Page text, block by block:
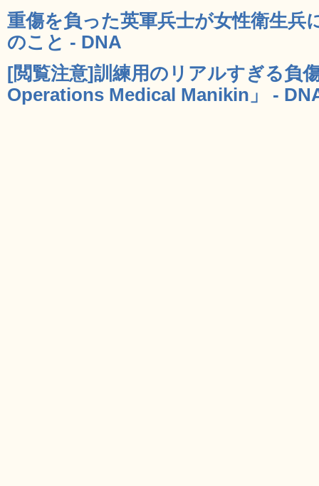
重傷を負った英軍兵士が女性衛生兵
のこと - DNA
[閲覧注意]訓練用のリアルすぎる負
Operations Medical Manikin」 -